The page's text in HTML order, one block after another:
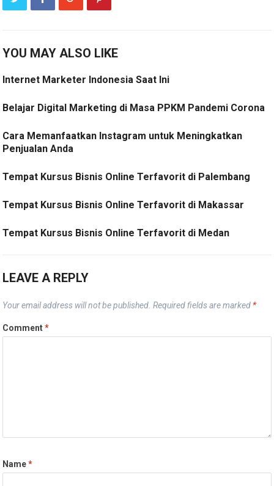
YOU MAY ALSO LIKE
Internet Marketer Indonesia Saat Ini
Belajar Digital Marketing di Masa PPKM Pandemi Corona
Cara Memanfaatkan Instagram untuk Meningkatkan
Penjualan Anda
Tempat Kursus Bisnis Online Terfavorit di Palembang
Tempat Kursus Bisnis Online Terfavorit di Makassar
Tempat Kursus Bisnis Online Terfavorit di Medan
LEAVE A REPLY
Your email address will not be published. Required fields are marked *
Comment*
Name*